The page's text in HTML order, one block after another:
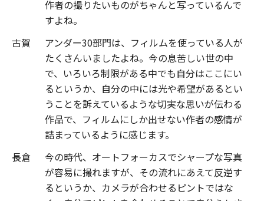
作者の撮りたいものがちゃんと写っているんで
すよね。
古賀
アンダー30部門は、フィルムを使っている人が
たくさんいましたよね。今の息苦しい世の中
で、いろいろ制限がある中でも自分はここにい
るというか、自分の中には光や希望があるとい
うことを訴えているような切実な思いが伝わる
作品で、フィルムにしか出せない作者の感情が
詰まっているように感じます。
長倉
今の時代、オートフォーカスでシャープな写真
が容易に撮れますが、その流れにあえて反逆す
るというか、カメラが合わせるピントではな